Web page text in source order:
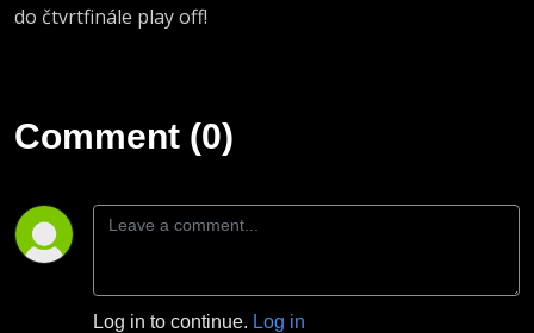
do čtvrtfinále play off!
Comment (0)
Log in to continue. Log in